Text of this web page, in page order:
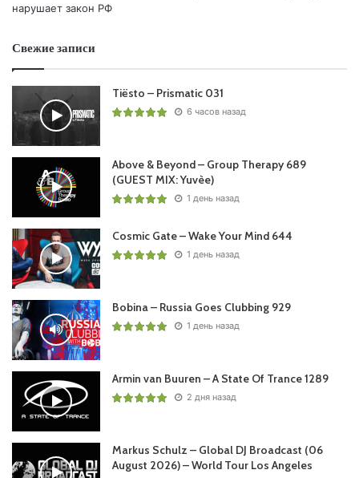
нарушает закон РФ
Свежие записи
Tiësto – Prismatic 031
6 часов назад
Above & Beyond – Group Therapy 689
(GUEST MIX: Yuvèe)
1 день назад
Cosmic Gate – Wake Your Mind 644
1 день назад
Bobina – Russia Goes Clubbing 929
1 день назад
Armin van Buuren – A State Of Trance 1289
2 дня назад
Markus Schulz – Global DJ Broadcast (06
August 2026) – World Tour Los Angeles